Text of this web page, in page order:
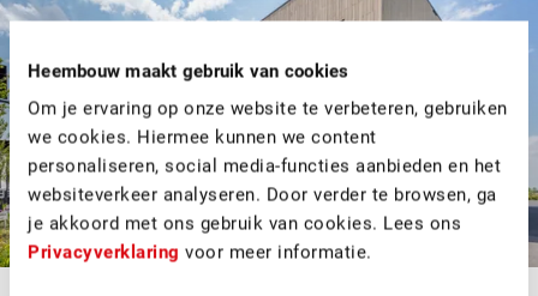
Heembouw maakt gebruik van cookies
Om je ervaring op onze website te verbeteren, gebruiken
we cookies. Hiermee kunnen we content
personaliseren, social media-functies aanbieden en het
websiteverkeer analyseren. Door verder te browsen, ga
je akkoord met ons gebruik van cookies. Lees ons
Privacyverklaring voor meer informatie.